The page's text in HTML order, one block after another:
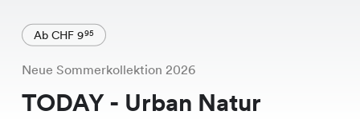
Ab CHF 995
Neue Sommerkollektion 2026
TODAY - Urban Natur